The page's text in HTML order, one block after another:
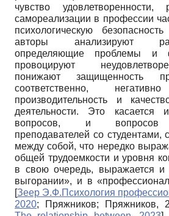
чувство
самореализации в профессии
психологическую
авторы анализируют
определяющие проблемы и
провоцируют
понижают защищенность
соответственно,
производительность и
деятельности. Это касается
вопросов, и вопросов
преподавателей со студентами,
между собой, что нередко
общей трудоемкости и уровня
в свою очередь, выражается и
выгорании», и в
[Зеер Э.Ф.Психология
2020; Пряжников; Пряжников,